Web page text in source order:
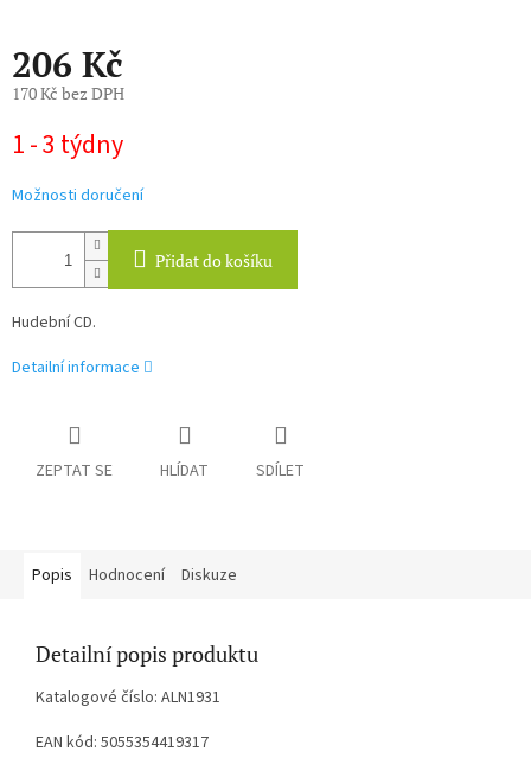
206 Kč
170 Kč bez DPH
cena:
1 - 3 týdny
Možnosti doručení
Přidat do košíku
Hudební CD.
Detailní informace
ZEPTAT SE HLÍDAT SDÍLET
Popis Hodnocení Diskuze
Detailní popis produktu
Katalogové číslo: ALN1931
EAN kód: 5055354419317